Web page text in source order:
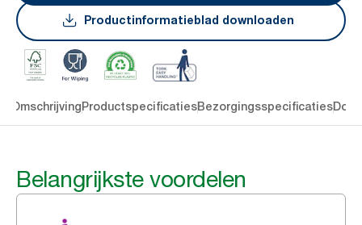
Productinformatieblad downloaden
OmschrijvingProductspecificatiesBezorgingsspecificaties
Belangrijkste voordelen